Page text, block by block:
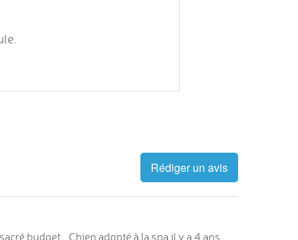
Rédiger un avis
budget...Chien adopté à la spa il y a 4 ans